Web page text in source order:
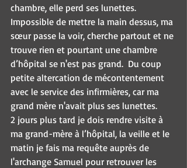
chambre, elle perd ses lunettes.
Impossible de mettre la main dessus, ma
sœur passe la voir, cherche partout et ne
trouve rien et pourtant une chambre
d’hôpital se n'est pas grand.  Du coup
petite altercation de mécontentement
avec le service des infirmières, car ma
grand mère n'avait plus ses lunettes.
2 jours plus tard je dois rendre visite à
ma grand-mère à l’hôpital, la veille et le
matin je fais ma requête auprès de
l'archange Samuel pour retrouver les